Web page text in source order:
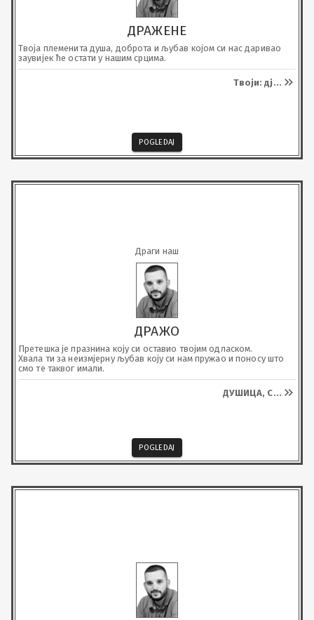
ДРАЖЕНЕ
Твоја племенита душа, доброта и љубав којом си нас даривао
заувијек ће остати у нашим срцима.
Твоји: дј ...
POGLEDAJ
Драги наш
ДРАЖО
Претешка је празнина коју си оставио твојим одласком.
Хвала ти за неизмјерну љубав коју си нам пружао и поносу што
смо те таквог имали.
ДУШИЦА, С...
POGLEDAJ